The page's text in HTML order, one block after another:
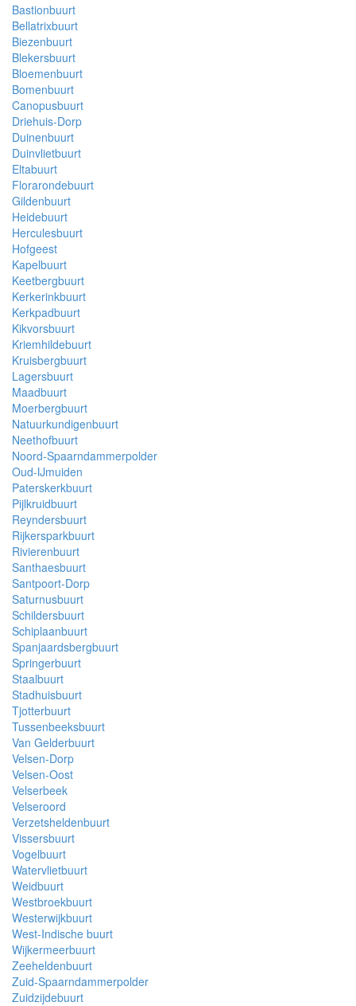
Bastionbuurt
Bellatrixbuurt
Biezenbuurt
Blekersbuurt
Bloemenbuurt
Bomenbuurt
Canopusbuurt
Driehuis-Dorp
Duinenbuurt
Duinvlietbuurt
Eltabuurt
Florarondebuurt
Gildenbuurt
Heidebuurt
Herculesbuurt
Hofgeest
Kapelbuurt
Keetbergbuurt
Kerkerinkbuurt
Kerkpadbuurt
Kikvorsbuurt
Kriemhildebuurt
Kruisbergbuurt
Lagersbuurt
Maadbuurt
Moerbergbuurt
Natuurkundigenbuurt
Neethofbuurt
Noord-Spaarndammerpolder
Oud-IJmuiden
Paterskerkbuurt
Pijlkruidbuurt
Reyndersbuurt
Rijkersparkbuurt
Rivierenbuurt
Santhaesbuurt
Santpoort-Dorp
Saturnusbuurt
Schildersbuurt
Schiplaanbuurt
Spanjaardsbergbuurt
Springerbuurt
Staalbuurt
Stadhuisbuurt
Tjotterbuurt
Tussenbeeksbuurt
Van Gelderbuurt
Velsen-Dorp
Velsen-Oost
Velserbeek
Velseroord
Verzetsheldenbuurt
Vissersbuurt
Vogelbuurt
Watervlietbuurt
Weidbuurt
Westbroekbuurt
Westerwijkbuurt
West-Indische buurt
Wijkermeerbuurt
Zeeheldenbuurt
Zuid-Spaarndammerpolder
Zuidzijdebuurt